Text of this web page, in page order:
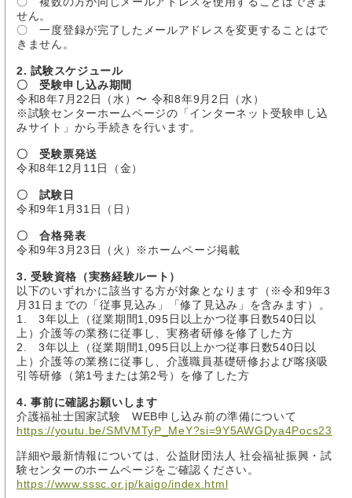
せん。
〇 一度登録が完了したメールアドレスを変更することはで
きません。
2. 試験スケジュール
〇 受験申し込み期間
令和8年7月22日（水）〜 令和8年9月2日（水）
※試験センターホームページの「インターネット受験申し込
みサイト」から手続きを行います。
〇 受験票発送
令和8年12月11日（金）
〇 試験日
令和9年1月31日（日）
〇 合格発表
令和9年3月23日（火）※ホームページ掲載
3. 受験資格（実務経験ルート）
以下のいずれかに該当する方が対象となります（※令和9年3
月31日までの「従事見込み」「修了見込み」を含みます）。
1. 3年以上（従業期間1,095日以上かつ従事日数540日以
上）介護等の業務に従事し、実務者研修を修了した方
2. 3年以上（従業期間1,095日以上かつ従事日数540日以
上）介護等の業務に従事し、介護職員基礎研修および喀痰吸
引等研修（第1号または第2号）を修了した方
4. 事前に確認お願いします
介護福祉士国家試験 WEB申し込み前の準備について
https://youtu.be/SMVMTyP_MeY?si=9Y5AWGDya4Pocs23
詳細や最新情報については、公益財団法人 社会福祉振興・試
験センターのホームページをご確認ください。
https://www.sssc.or.jp/kaigo/index.html